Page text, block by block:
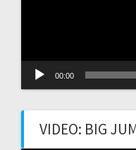
00:00
VIDEO: BIG